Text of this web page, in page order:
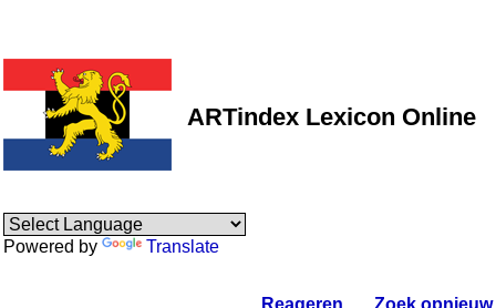
ARTindex Lexicon Online
Powered by Translate
Reageren Zoek opnieuw.